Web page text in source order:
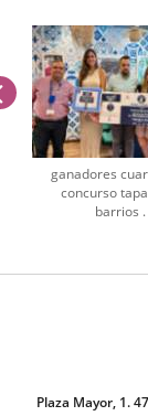
ganadores
concurso
barrios .
previus
Plaza Mayor, 1.